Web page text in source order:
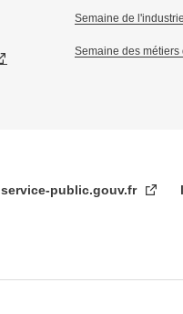
Semaine de l'industrie
Semaine des métiers
service-public.gouv.fr